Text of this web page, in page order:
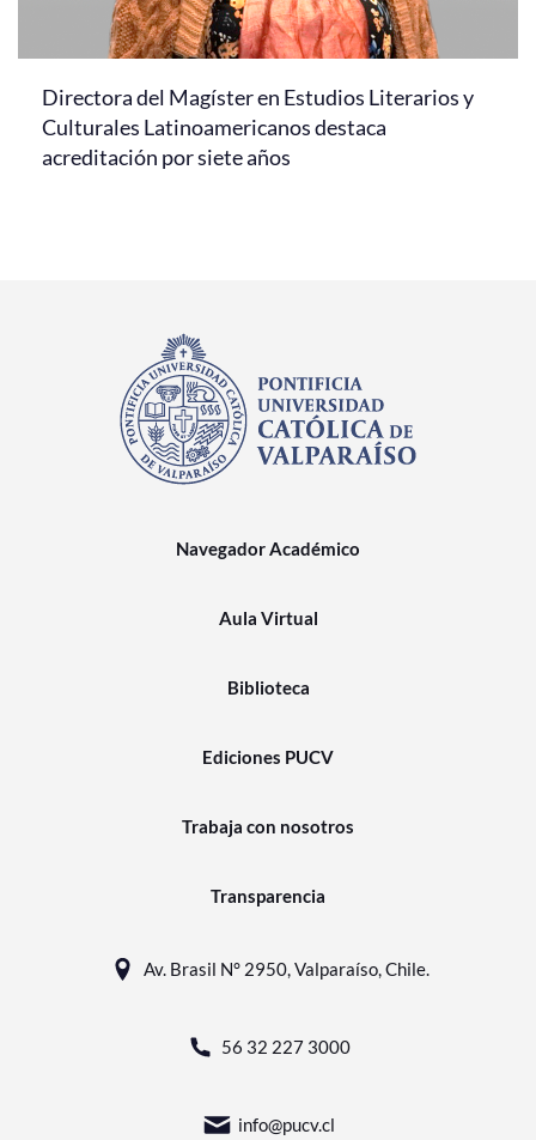
Directora del Magíster en Estudios Literarios y
Culturales Latinoamericanos destaca
acreditación por siete años
Navegador Académico
Aula Virtual
Biblioteca
Ediciones PUCV
Trabaja con nosotros
Transparencia
Av. Brasil N° 2950, Valparaíso, Chile.
56 32 227 3000
info@pucv.cl